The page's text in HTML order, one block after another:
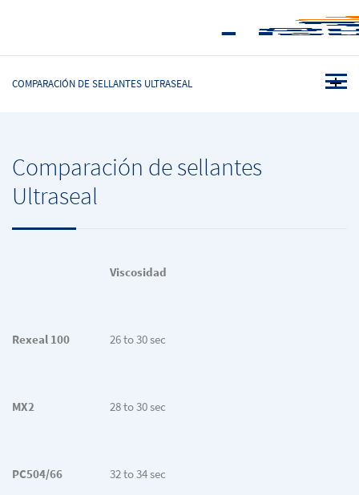
COMPARACIÓN DE SELLANTES ULTRASEAL
Comparación de sellantes
Ultraseal
Viscosidad
Rexeal 100 26 to 30 sec
MX2 28 to 30 sec
PC504/66 32 to 34 sec